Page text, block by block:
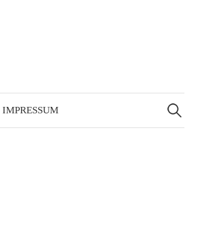
IMPRESSUM
Suchen
nach: